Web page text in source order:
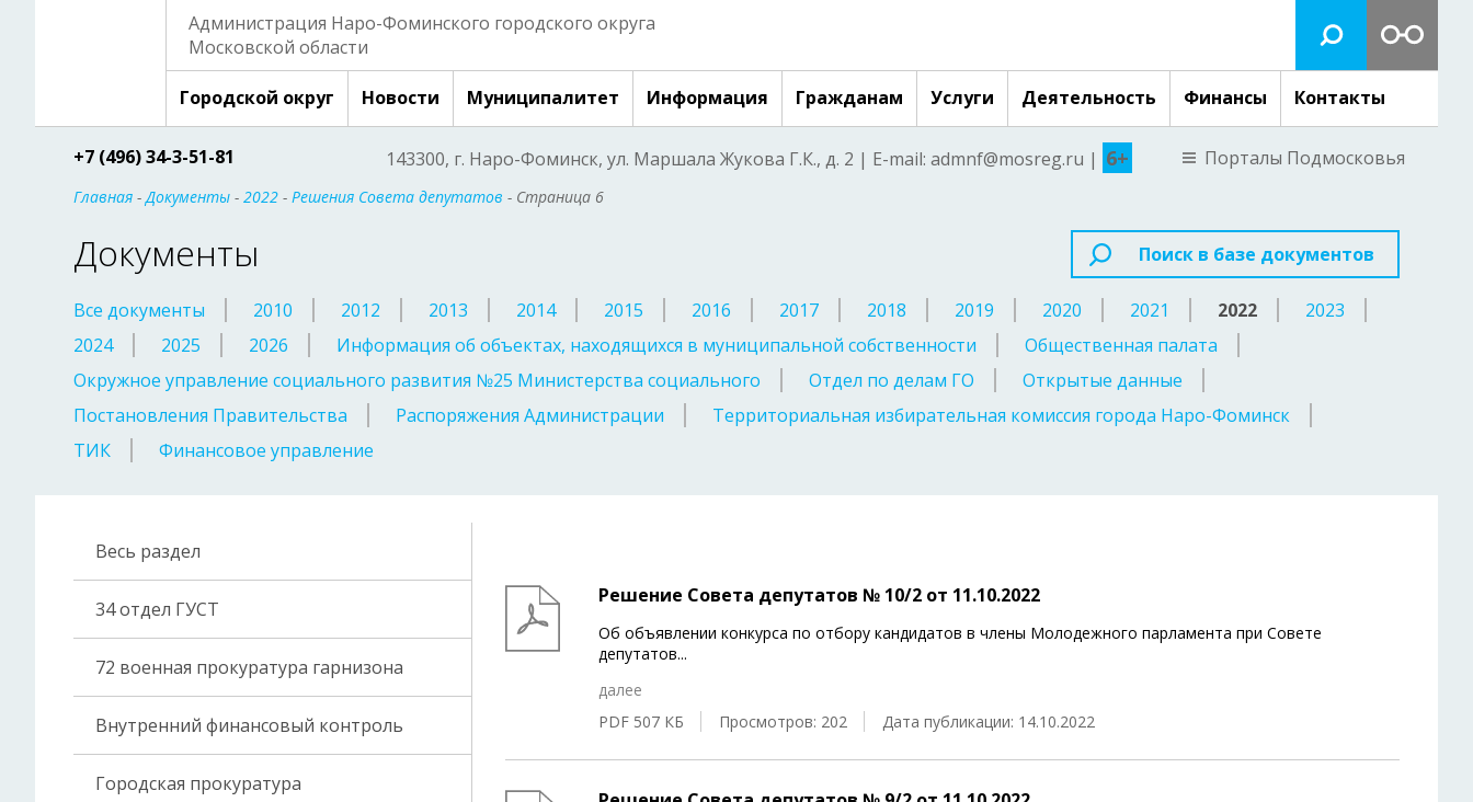
Администрация Наро-Фоминского городского округа
Московской области
Городской округ Новости Муниципалитет Информация Гражданам Услуги Деятельность Финансы Контакты
+7 (496) 34-3-51-81 143300, г. Наро-Фоминск, ул. Маршала Жукова Г.К., д. 2 | E-mail: admnf@mosreg.ru | 6+ Порталы Подмосковья
Главная -Документы - 2022 - Решения Совета депутатов - Страница 6
Документы Поиск в базе документов
Все документы 2010 2012 2013 2014 2015 2016 2017 2018 2019 2020 2021 2022
2023
2024
2025 2026 Информация об объектах, находящихся в муниципальной собственности
Общественная палата
Окружное управление социального развития №25 Министерства социального
Отдел по делам ГО
Открытые данные
Постановления Правительства
Распоряжения Администрации
Территориальная избирательная комиссия города Наро-Фоминск
ТИК
Финансовое управление
Весь раздел
34 отдел ГУСТ
72 военная прокуратура гарнизона
Внутренний финансовый контроль
Городская прокуратура
Решение Совета депутатов № 10/2 от 11.10.2022
Об объявлении конкурса по отбору кандидатов в члены Молодежного парламента при Совете
депутатов...
далее
PDF 507 КБ
Просмотров: 202 Дата публикации: 14.10.2022